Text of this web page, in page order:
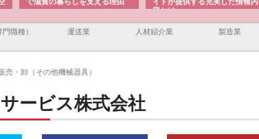
容とは
職種） 運送業 人材紹介業 製造業
売・卸（その他機械器具）
ービス株式会社